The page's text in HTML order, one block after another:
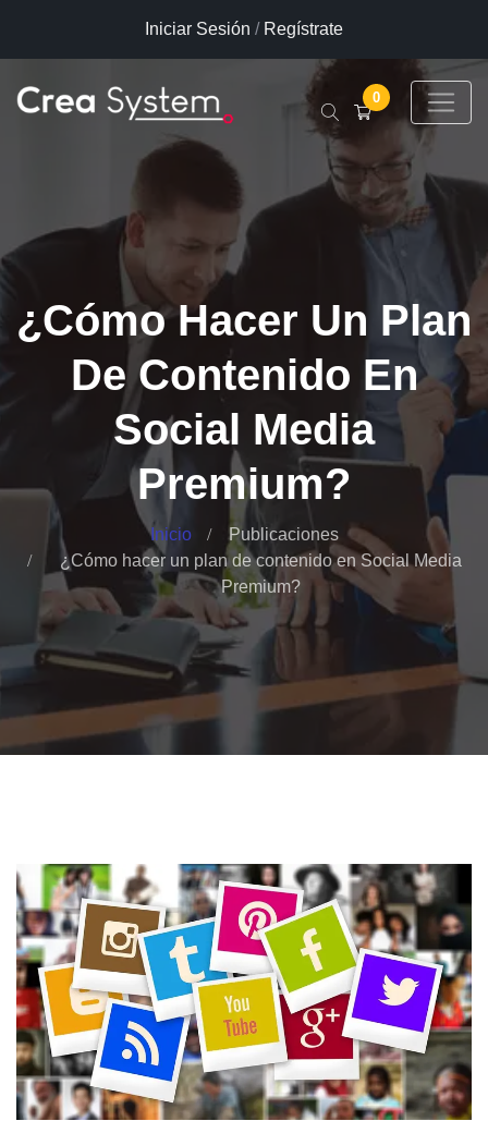
Iniciar Sesión / Regístrate
0
¿Cómo Hacer Un Plan
De Contenido En
Social Media
Premium?
Inicio
Publicaciones
¿Cómo hacer un plan de contenido en Social Media
Premium?